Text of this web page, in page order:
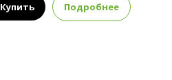
Купить Подробнее